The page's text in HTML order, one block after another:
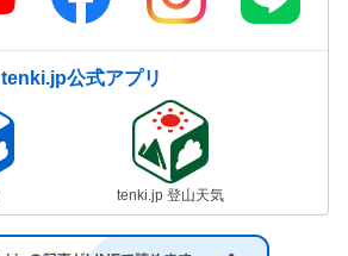
tenki.jp公式アプリ
tenki.jp 登山天気